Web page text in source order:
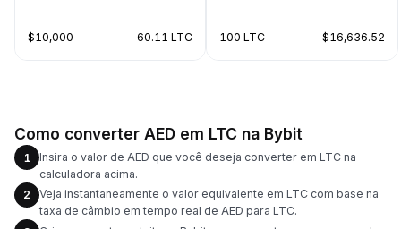
$10,000 60.11 LTC 100 LTC $16,636.52
Como converter AED em LTC na Bybit
1
Insira o valor de AED que você deseja converter em LTC na
calculadora acima.
2
Veja instantaneamente o valor equivalente em LTC com base na
taxa de câmbio em tempo real de AED para LTC.